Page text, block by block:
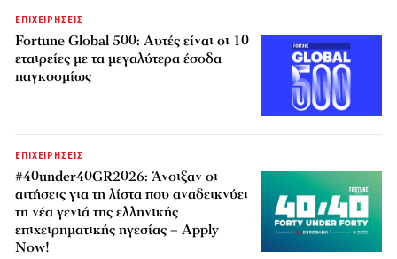
ΕΠΙΧΕΙΡΗΣΕΙΣ
Fortune Global 500: Αυτές είναι οι 10
εταιρείες με τα μεγαλύτερα έσοδα
παγκοσμίως
ΕΠΙΧΕΙΡΗΣΕΙΣ
#40under40GR2026: Άνοιξαν οι
αιτήσεις για τη λίστα που αναδεικνύει
τη νέα γενιά της ελληνικής
επιχειρηματικής ηγεσίας – Apply
Now!